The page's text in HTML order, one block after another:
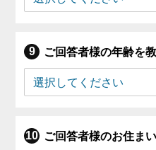
ご回答者様の年齢を
ご回答者様のお住ま